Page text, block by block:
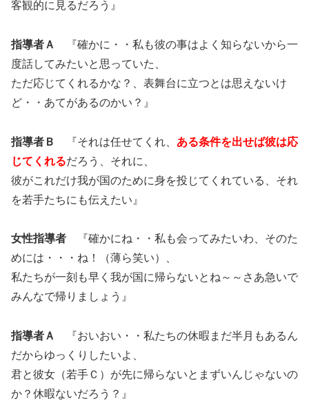
客観的に見るだろう』
指導者Ａ
『確かに・・私も彼の事はよく知らないから一
度話してみたいと思っていた、
ただ応じてくれるかな？、表舞台に立つとは思えないけ
ど・・あてがあるのかい？』
指導者Ｂ 『それは任せてくれ、 ある条件を出せば彼は応
じてくれるだろう、それに、
彼がこれだけ我が国のために身を投じてくれている、それ
を若手たちにも伝えたい』
女性指導者 『確かにね・・私も会ってみたいわ、そのた
めには・・・ね！（薄ら笑い）、
私たちが一刻も早く我が国に帰らないとね～～さあ急いで
みんなで帰りましょう』
指導者Ａ
『おいおい・・私たちの休暇まだ半月もあるん
だからゆっくりしたいよ、
君と彼女（若手Ｃ）が先に帰らないとまずいんじゃないの
か？休暇ないだろう？』